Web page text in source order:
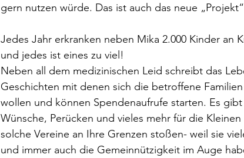
gern nutzen würde. Das ist auch das neue
Jedes Jahr erkranken neben Mika 2.000 Kinder an
und jedes ist eines zu viel!
Neben all dem medizinischen Leid schreibt das
Geschichten mit denen sich die betroffene
wollen und können Spendenaufrufe starten. Es
Wünsche, Perücken und vieles mehr für die Kleinen
solche Vereine an Ihre Grenzen stoßen- weil sie
und immer auch die Gemeinnützigkeit im Auge